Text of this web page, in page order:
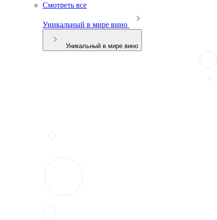
Смотреть все
Уникальный в мире вино
Уникальный в мире вино